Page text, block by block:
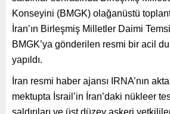
Konseyini (BMGK) olağanüstü
İran’ın Birleşmiş Milletler Daimi
BMGK’ya gönderilen resmi bir acil
yapıldı.
İran resmi haber ajansı IRNA’nın
mektupta İsrail’in İran’daki nükleer
saldırıları ve üst düzey askeri